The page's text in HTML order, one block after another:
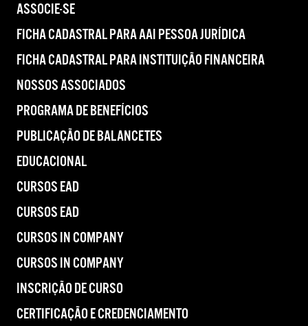
ASSOCIE-SE
FICHA CADASTRAL PARA AAI PESSOA JURÍDICA
FICHA CADASTRAL PARA INSTITUIÇÃO FINANCEIRA
NOSSOS ASSOCIADOS
PROGRAMA DE BENEFÍCIOS
PUBLICAÇÃO DE BALANCETES
EDUCACIONAL
CURSOS EAD
CURSOS EAD
CURSOS IN COMPANY
CURSOS IN COMPANY
INSCRIÇÃO DE CURSO
CERTIFICAÇÃO E CREDENCIAMENTO